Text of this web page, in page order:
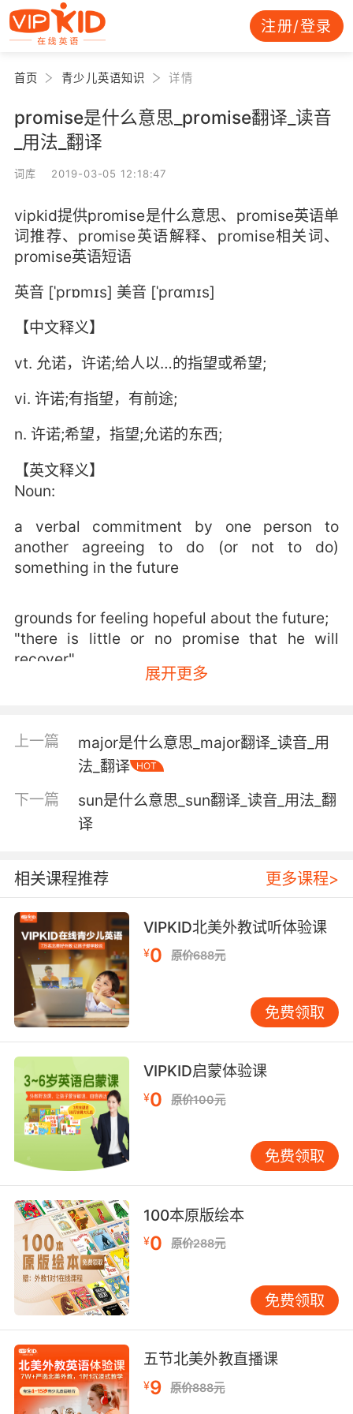
注册/登录
首页 青少儿英语知识 详情
promise是什么意思_promise翻译_读音
_用法_翻译
词库 2019-03-05 12:18:47
vipkid提供promise是什么意思、promise英语单
词推荐、promise英语解释、promise相关词、
promise英语短语
英音 [ˈprɒmɪs] 美音 [ˈprɑmɪs]
【中文释义】
vt. 允诺，许诺;给人以…的指望或希望;
vi. 许诺;有指望，有前途;
n. 许诺;希望，指望;允诺的东西;
【英文释义】
Noun:
a verbal commitment by one person to
another agreeing to do (or not to do)
something in the future
grounds for feeling hopeful about the future;
"there is little or no promise that he will
recover"
promise to undertake or give;
make a prediction about; tell in advance;
give grounds for expectations;
"The new results were promising"
"The results promised fame and glory"
【promise相关词】
compromise n. 妥协;（名誉等的）损害;妥协
（或折中）方案;折中物; vi. 折中解决;妥协，退让;
vt. 违背（原则）;连累;（尤指因行为不很明智）
promisee n. <律>受约人;
【promise相关词条】
promise oneself v. 指望;
piecrust promise 脆弱的诺言，靠不住的诺言;
promise well 显示出成功的迹象，前景很好;
Promise is debt. st. 许愿要还。;
promise sb. to sb. 把某人许配给某人;
promise sb. the moon v. 答应某人做不到的事;
lick and a promise n. 随便洗一把，猫洗脸一划
拉;
make a promise 允诺;
land of promise n. 天国;
Promise vt. 允诺，许诺;给人以…的指望或希望;
vi. 许诺;有指望，有前途; n. 许诺;希望，指望;允
诺的东西;
展开更多
上一篇
major是什么意思_major翻译_读音_用
法_翻译
HOT
下一篇
sun是什么意思_sun翻译_读音_用法_翻
译
相关课程推荐 更多课程>
VIPKID北美外教试听体验课
¥0 原价688元
免费领取
VIPKID启蒙体验课
¥0 原价100元
免费领取
100本原版绘本
¥0 原价288元
免费领取
五节北美外教直播课
¥9 原价888元